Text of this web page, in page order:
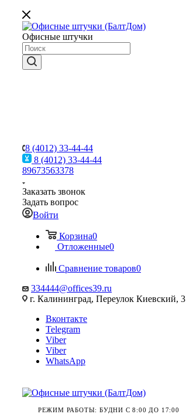
Офисные штучки
8 (4012) 33-44-44
8 (4012) 33-44-44
89673563378
Заказать звонок
Задать вопрос
Войти
Корзина0
Отложенные0
Сравнение товаров0
334444@offices39.ru
г. Калининград, Переулок Киевский, 3
Вконтакте
Telegram
Viber
Viber
WhatsApp
РЕЖИМ РАБОТЫ: БУДНИ С 8:00 ДО 17:00